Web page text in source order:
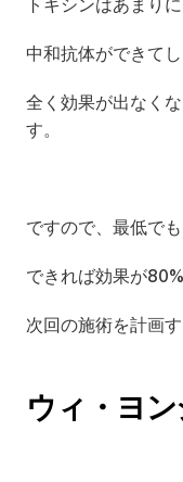
トキシンはあまり
中和抗体ができてし
全く効果が出なくな
す。
ですので、最低でも
できれば効果が
次回の施術を計画
ウィ・ヨ